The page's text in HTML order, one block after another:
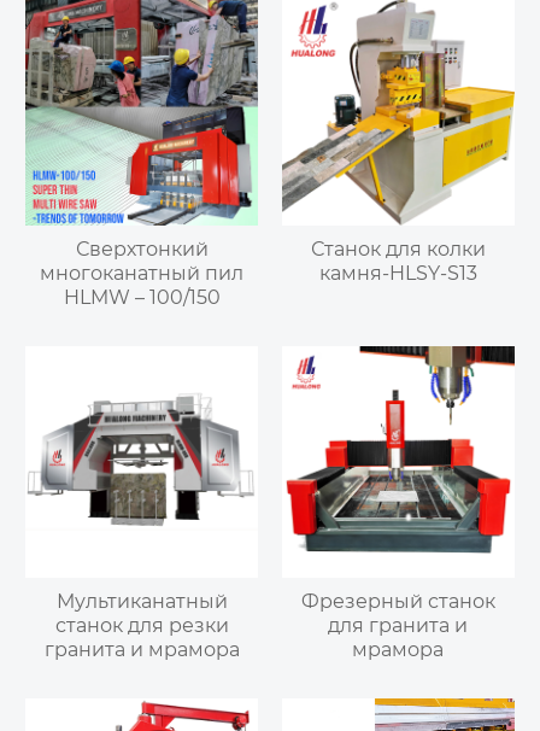
Сверхтонкий
многоканатный пил
HLMW – 100/150
Станок для колки
камня-HLSY-S13
Мультиканатный
станок для резки
гранита и мрамора
Фрезерный станок
для гранита и
мрамора